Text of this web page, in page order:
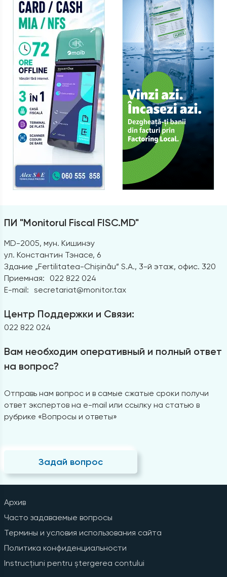
ПИ "Monitorul Fiscal FISC.MD"
MD-2005, мун. Кишинэу
ул. Константин Тэнасе, 6
Здание „Fertilitatea-Chișinău” S.A., 3-й этаж, офис. 320
Приемная:
022 822 024
E-mail: secretariat@monitor.tax
Центр Поддержки и Связи:
022 822 024
Вам необходим оперативный и полный ответ
на вопрос?
Отправь нам вопрос и в самые сжатые сроки получи
ответ экспертов на e-mail или ссылку на статью в
рубрике «Вопросы и ответы»
Задай вопрос
Архив
Часто задаваемые вопросы
Термины и условия использования сайта
Политика конфиденциальности
Instrucțiuni pentru ștergerea contului